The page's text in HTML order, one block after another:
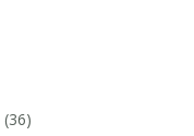
(36)